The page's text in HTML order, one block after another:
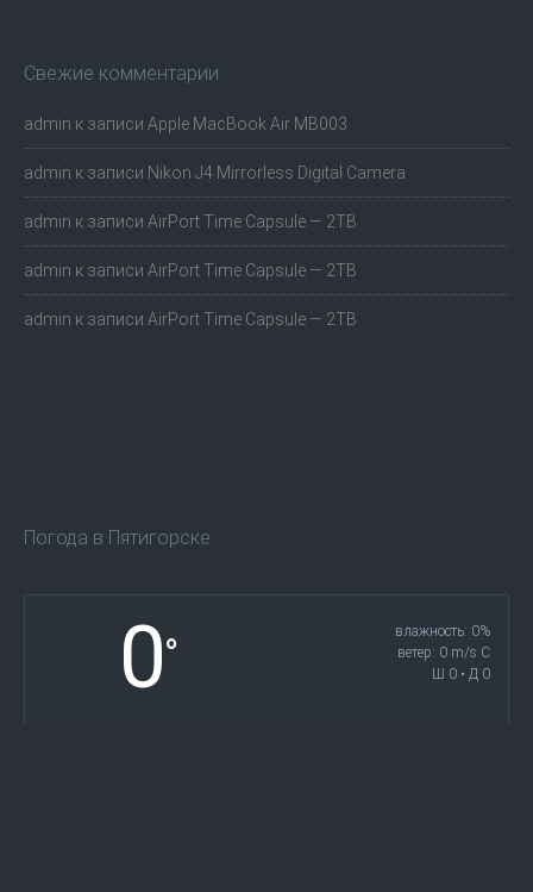
Свежие комментарии
admin к записи Apple MacBook Air MB003
admin к записи Nikon J4 Mirrorless Digital Camera
admin к записи AirPort Time Capsule — 2TB
admin к записи AirPort Time Capsule — 2TB
admin к записи AirPort Time Capsule — 2TB
Погода в Пятигорске
0°
влажность: 0%
ветер: 0 m/s С
Ш 0 • Д 0